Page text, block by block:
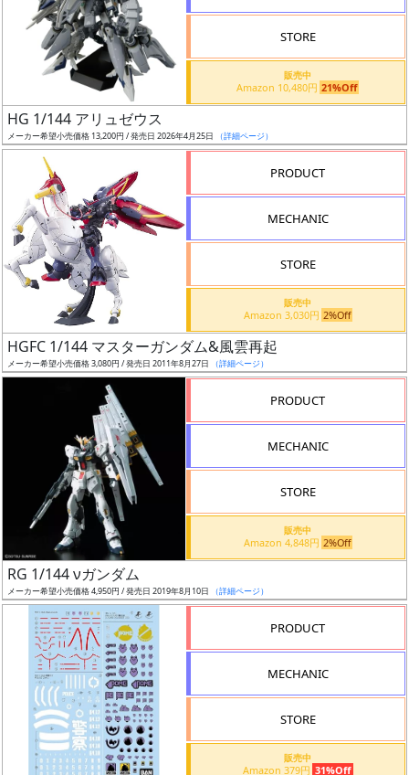
ー
ズ・
ル
況
売
抽
選
STORE
販売中
Amazon 10,480円 21%Off
HG 1/144 アリュゼウス
メーカー希望小売価格 13,200円 / 発売日 2026年4月25日 （詳細ページ）
PRODUCT
MECHANIC
STORE
販売中
Amazon 3,030円 2%Off
HGFC 1/144 マスターガンダム&風雲再起
メーカー希望小売価格 3,080円 / 発売日 2011年8月27日 （詳細ページ）
PRODUCT
MECHANIC
STORE
販売中
Amazon 4,848円 2%Off
RG 1/144 νガンダム
メーカー希望小売価格 4,950円 / 発売日 2019年8月10日 （詳細ページ）
PRODUCT
MECHANIC
STORE
販売中
Amazon 379円 31%Off